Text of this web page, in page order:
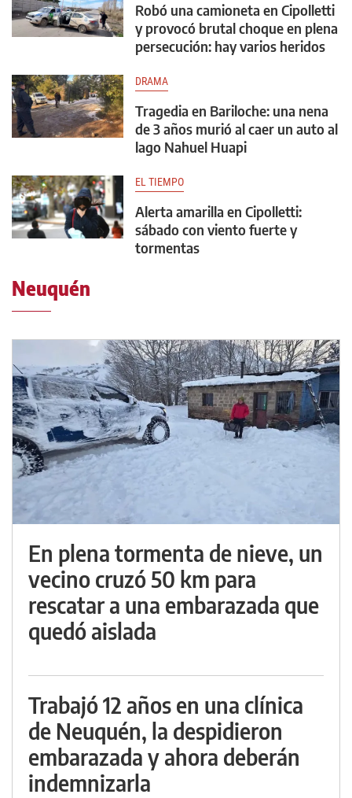
Robó una camioneta en Cipolletti
y provocó brutal choque en plena
persecución: hay varios heridos
DRAMA
Tragedia en Bariloche: una nena
de 3 años murió al caer un auto al
lago Nahuel Huapi
EL TIEMPO
Alerta amarilla en Cipolletti:
sábado con viento fuerte y
tormentas
Neuquén
En plena tormenta de nieve, un
vecino cruzó 50 km para
rescatar a una embarazada que
quedó aislada
Trabajó 12 años en una clínica
de Neuquén, la despidieron
embarazada y ahora deberán
indemnizarla